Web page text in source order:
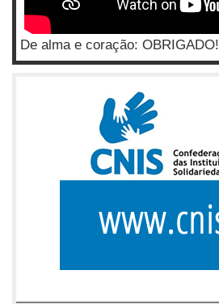
De alma e coração: OBRIGADO!